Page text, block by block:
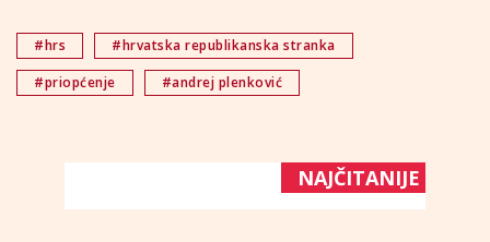
#hrs
#hrvatska republikanska stranka
#priopćenje
#andrej plenković
NAJČITANIJE